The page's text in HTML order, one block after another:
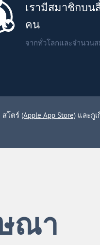
เรามีสมาชิกบน
คน
จากทั่วโลกและจำนวน
สโตร์ (Apple App Store) และกู
ณา